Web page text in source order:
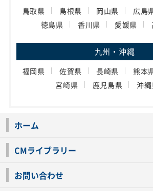
鳥取県 島根県 岡山県 広島
徳島県
香川県 愛媛県
九州・沖縄
福岡県 佐賀県 長崎県 熊本
宮崎県
鹿児島県 沖
ホーム
CMライブラリー
お問い合わせ